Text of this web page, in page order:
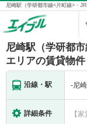
尼崎駅（学研都
エリアの賃貸物
沿線・駅 -尼
詳細条件 【